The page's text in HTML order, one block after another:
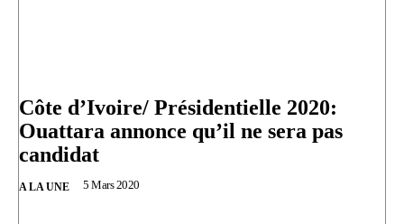
Côte d’Ivoire/ Présidentielle 2020:
Ouattara annonce qu’il ne sera pas
candidat
A LA UNE 5 Mars 2020